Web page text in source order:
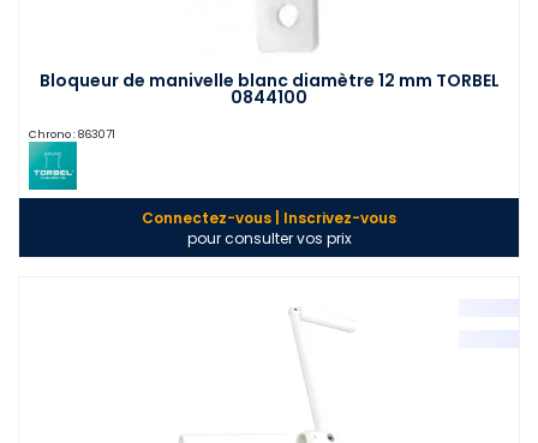
Bloqueur de manivelle blanc diamètre 12 mm TORBEL
0844100
Chrono : 863071
Connectez-vous | Inscrivez-vous
pour consulter vos prix